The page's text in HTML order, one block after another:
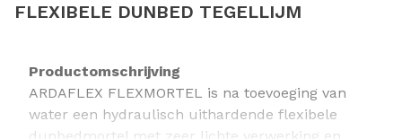
FLEXIBELE DUNBED TEGELLIJM
Productomschrijving
ARDAFLEX FLEXMORTEL is na toevoeging van
water een hydraulisch uithardende flexibele